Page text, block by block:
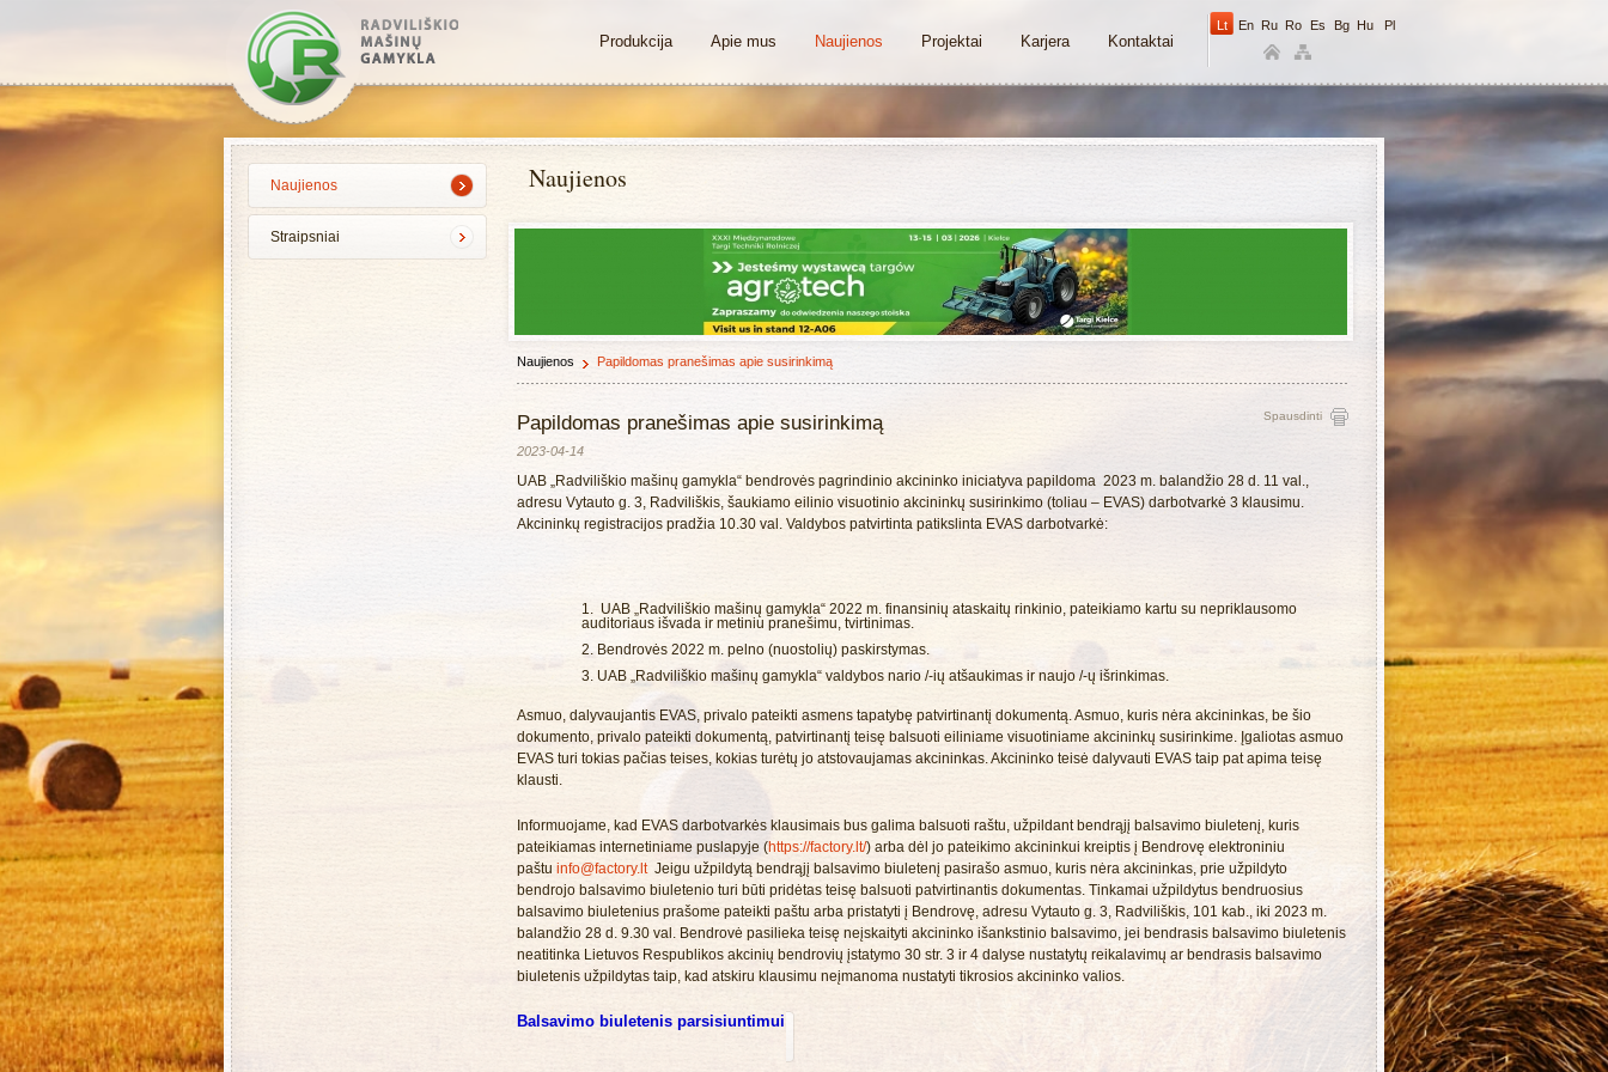
Produkcija Apie mus Naujienos Projektai Karjera Kontaktai
Lt En Ru Ro Es Bg Hu Pl
Naujienos
Straipsniai
Naujienos
Naujienos Papildomas pranešimas apie susirinkimą
Spausdinti
Papildomas pranešimas apie susirinkimą
2023-04-14
UAB „Radviliškio mašinų gamykla“ bendrovės pagrindinio akcininko iniciatyva papildoma 2023 m. balandžio 28 d. 11 val.,
adresu Vytauto g. 3, Radviliškis, šaukiamo eilinio visuotinio akcininkų susirinkimo (toliau – EVAS) darbotvarkė 3 klausimu.
Akcininkų registracijos pradžia 10.30 val. Valdybos patvirtinta patikslinta EVAS darbotvarkė:
UAB „Radviliškio mašinų gamykla“ 2022 m. finansinių ataskaitų rinkinio, pateikiamo kartu su nepriklausomo
auditoriaus išvada ir metiniu pranešimu, tvirtinimas.
Bendrovės 2022 m. pelno (nuostolių) paskirstymas.
UAB „Radviliškio mašinų gamykla“ valdybos nario /-ių atšaukimas ir naujo /-ų išrinkimas.
Asmuo, dalyvaujantis EVAS, privalo pateikti asmens tapatybę patvirtinantį dokumentą. Asmuo, kuris nėra akcininkas, be šio
dokumento, privalo pateikti dokumentą, patvirtinantį teisę balsuoti eiliniame visuotiniame akcininkų susirinkime. Įgaliotas asmuo
EVAS turi tokias pačias teises, kokias turėtų jo atstovaujamas akcininkas. Akcininko teisė dalyvauti EVAS taip pat apima teisę
klausti.
Informuojame, kad EVAS darbotvarkės klausimais bus galima balsuoti raštu, užpildant bendrąjį balsavimo biuletenį, kuris
pateikiamas internetiniame puslapyje (https://factory.lt/) arba dėl jo pateikimo akcininkui kreiptis į Bendrovę elektroniniu
paštu info@factory.ltJeigu užpildytą bendrąjį balsavimo biuletenį pasirašo asmuo, kuris nėra akcininkas, prie užpildyto
bendrojo balsavimo biuletenio turi būti pridėtas teisę balsuoti patvirtinantis dokumentas. Tinkamai užpildytus bendruosius
balsavimo biuletenius prašome pateikti paštu arba pristatyti į Bendrovę, adresu Vytauto g. 3, Radviliškis, 101 kab., iki 2023 m.
balandžio 28 d. 9.30 val. Bendrovė pasilieka teisę neįskaityti akcininko išankstinio balsavimo, jei bendrasis balsavimo biuletenis
neatitinka Lietuvos Respublikos akcinių bendrovių įstatymo 30 str. 3 ir 4 dalyse nustatytų reikalavimų ar bendrasis balsavimo
biuletenis užpildytas taip, kad atskiru klausimu neįmanoma nustatyti tikrosios akcininko valios.
Balsavimo biuletenis parsisiuntimui